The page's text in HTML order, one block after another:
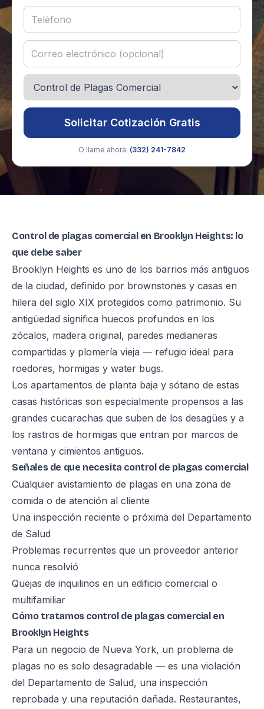
Solicitar Cotización Gratis
O llame ahora: (332) 241-7842
Control de plagas comercial en Brooklyn Heights: lo
que debe saber
Brooklyn Heights es uno de los barrios más antiguos
de la ciudad, definido por brownstones y casas en
hilera del siglo XIX protegidos como patrimonio. Su
antigüedad significa huecos profundos en los
zócalos, madera original, paredes medianeras
compartidas y plomería vieja — refugio ideal para
roedores, hormigas y water bugs.
Los apartamentos de planta baja y sótano de estas
casas históricas son especialmente propensos a las
grandes cucarachas que suben de los desagües y a
los rastros de hormigas que entran por marcos de
ventana y cimientos antiguos.
Señales de que necesita control de plagas comercial
Cualquier avistamiento de plagas en una zona de
comida o de atención al cliente
Una inspección reciente o próxima del Departamento
de Salud
Problemas recurrentes que un proveedor anterior
nunca resolvió
Quejas de inquilinos en un edificio comercial o
multifamiliar
Cómo tratamos control de plagas comercial en
Brooklyn Heights
Para un negocio de Nueva York, un problema de
plagas no es solo desagradable — es una violación
del Departamento de Salud, una inspección
reprobada y una reputación dañada. Restaurantes,